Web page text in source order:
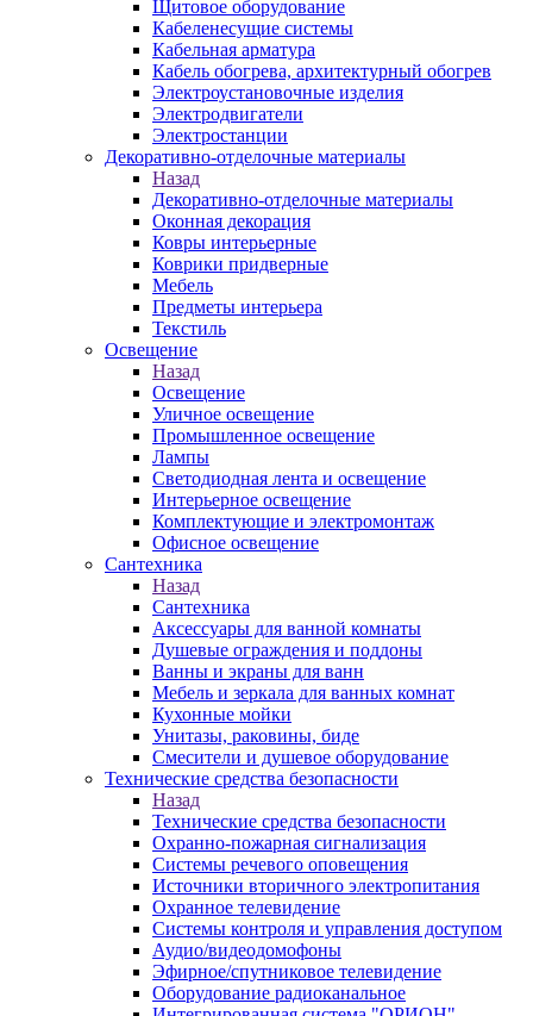
Щитовое оборудование
Кабеленесущие системы
Кабельная арматура
Кабель обогрева, архитектурный обогрев
Электроустановочные изделия
Электродвигатели
Электростанции
Декоративно-отделочные материалы
Назад
Декоративно-отделочные материалы
Оконная декорация
Ковры интерьерные
Коврики придверные
Мебель
Предметы интерьера
Текстиль
Освещение
Назад
Освещение
Уличное освещение
Промышленное освещение
Лампы
Светодиодная лента и освещение
Интерьерное освещение
Комплектующие и электромонтаж
Офисное освещение
Сантехника
Назад
Сантехника
Аксессуары для ванной комнаты
Душевые ограждения и поддоны
Ванны и экраны для ванн
Мебель и зеркала для ванных комнат
Кухонные мойки
Унитазы, раковины, биде
Смесители и душевое оборудование
Технические средства безопасности
Назад
Технические средства безопасности
Охранно-пожарная сигнализация
Системы речевого оповещения
Источники вторичного электропитания
Охранное телевидение
Системы контроля и управления доступом
Аудио/видеодомофоны
Эфирное/спутниковое телевидение
Оборудование радиоканальное